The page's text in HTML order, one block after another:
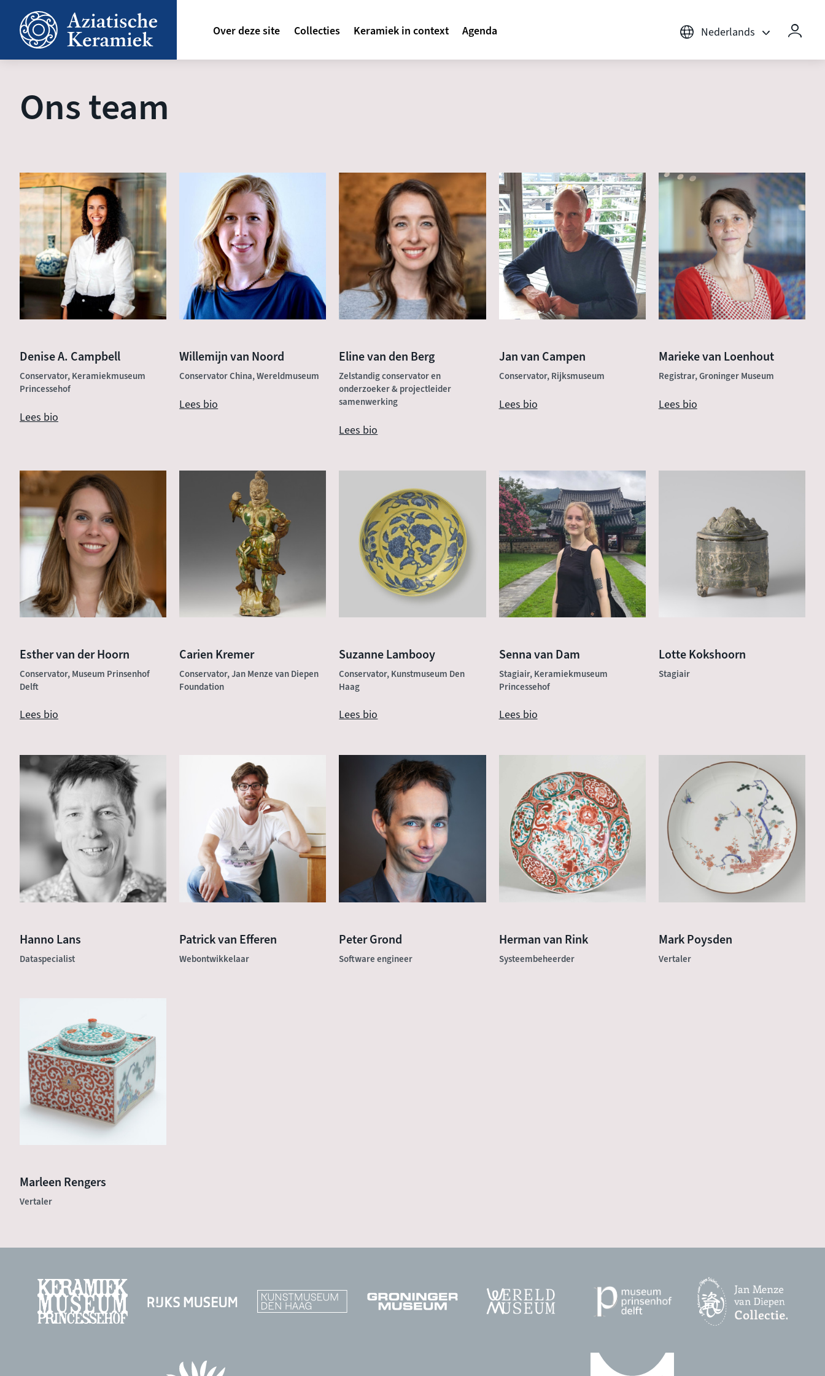
Overslaan
naar
Hoofdnavigatie
Over deze site Collecties Keramiek in context Agenda Nederlands
Ons team
Denise A. Campbell
Conservator, Keramiekmuseum
Princessehof
Lees bio
Willemijn van Noord
Conservator China, Wereldmuseum
Lees bio
Eline van den Berg
Zelstandig conservator en
onderzoeker & projectleider
samenwerking
Lees bio
Jan van Campen
Conservator, Rijksmuseum
Lees bio
Marieke van Loenhout
Registrar, Groninger Museum
Lees bio
Esther van der Hoorn
Conservator, Museum Prinsenhof
Delft
Lees bio
Carien Kremer
Conservator, Jan Menze van Diepen
Foundation
Suzanne Lambooy
Conservator, Kunstmuseum Den
Haag
Lees bio
Senna van Dam
Stagiair, Keramiekmuseum
Princessehof
Lees bio
Lotte Kokshoorn
Stagiair
Hanno Lans
Dataspecialist
Patrick van Efferen
Webontwikkelaar
Peter Grond
Software engineer
Herman van Rink
Systeembeheerder
Mark Poysden
Vertaler
Marleen Rengers
Vertaler